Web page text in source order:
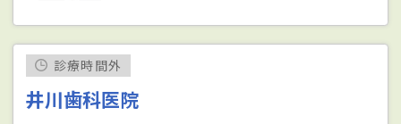
診療時間外
井川歯科医院